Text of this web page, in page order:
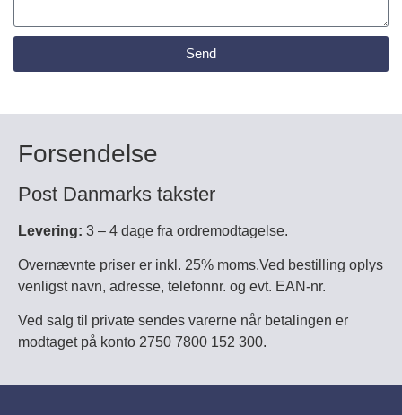
Send
Forsendelse
Post Danmarks takster
Levering: 3 – 4 dage fra ordremodtagelse.
Overnævnte priser er inkl. 25% moms.Ved bestilling oplys
venligst navn, adresse, telefonnr. og evt. EAN-nr.
Ved salg til private sendes varerne når betalingen er
modtaget på konto 2750 7800 152 300.